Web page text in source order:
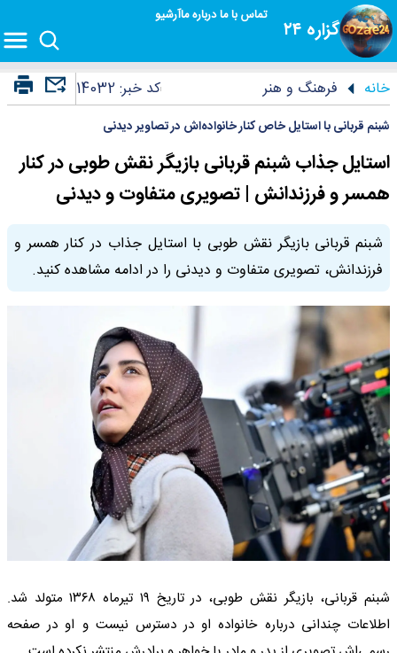
گزاره ۲۴
تماس با مادرباره ماآرشیو
خانه فرهنگ و هنر کد خبر:14032
شبنم قربانی با استایل خاص کنار خانواده‌اش در تصاویر دیدنی
استایل جذاب شبنم قربانی بازیگر نقش طوبی در کنار
همسر و فرزندانش | تصویری متفاوت و دیدنی
شبنم قربانی بازیگر نقش طوبی با استایل جذاب در کنار همسر و
فرزندانش، تصویری متفاوت و دیدنی را در ادامه مشاهده کنید.
شبنم قربانی، بازیگر نقش طوبی، در تاریخ ۱۹ تیرماه ۱۳۶۸ متولد شد.
اطلاعات چندانی درباره خانواده او در دسترس نیست و او در صفحه